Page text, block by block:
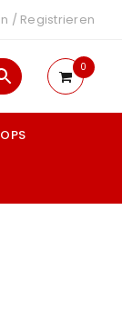
/ Registrieren
0